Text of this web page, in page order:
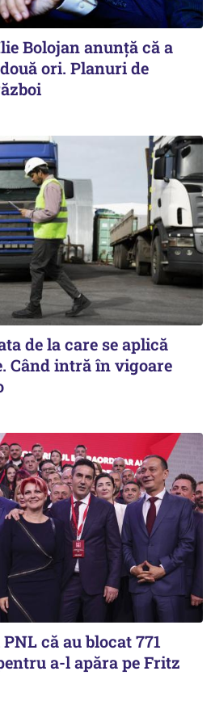
Bolojan anunță că a
ori. Planuri de
de la care se aplică
Când intră în vigoare
că au blocat 771
a-l apăra pe Fritz